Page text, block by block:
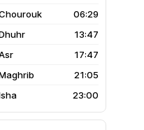
06:29
13:47
17:47
21:05
23:00